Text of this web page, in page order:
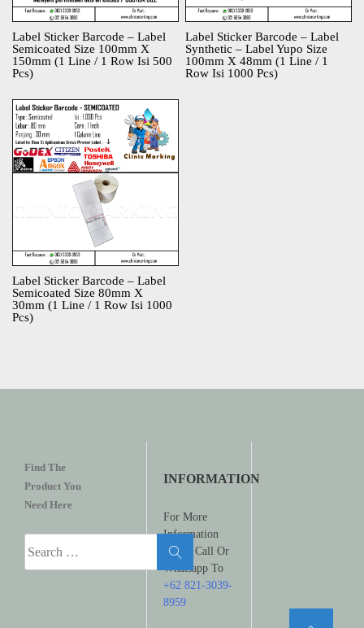
Label Sticker Barcode – Label
Semicoated Size 100mm X
150mm (1 Line / 1 Row Isi 500
Pcs)
Label Sticker Barcode – Label
Synthetic – Label Yupo Size
100mm X 48mm (1 Line / 1
Row Isi 1000 Pcs)
Label Sticker Barcode – Label
Semicoated Size 80mm X
30mm (1 Line / 1 Row Isi 1000
Pcs)
Find The
Product You
Need Here
INFORMATION
For More
Information
Please Call Or
Whatsapp To
+62 821-3039-
8959